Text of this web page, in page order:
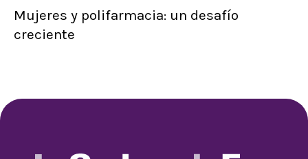
Mujeres y polifarmacia: un desafío
creciente